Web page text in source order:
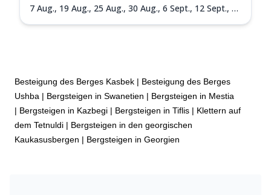
7 Aug., 19 Aug., 25 Aug., 30 Aug., 6 Sept., 12 Sept., 18
Besteigung des Berges Kasbek | Besteigung des Berges
Ushba | Bergsteigen in Swanetien | Bergsteigen in Mestia
| Bergsteigen in Kazbegi | Bergsteigen in Tiflis | Klettern auf
dem Tetnuldi | Bergsteigen in den georgischen
Kaukasusbergen | Bergsteigen in Georgien